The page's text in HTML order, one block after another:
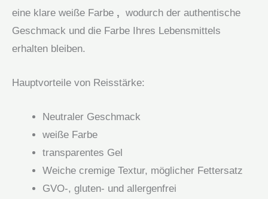
eine klare weiße Farbe , wodurch der authentische
Geschmack und die Farbe Ihres Lebensmittels
erhalten bleiben.
Hauptvorteile von Reisstärke:
Neutraler Geschmack
weiße Farbe
transparentes Gel
Weiche cremige Textur, möglicher Fettersatz
GVO-, gluten- und allergenfrei